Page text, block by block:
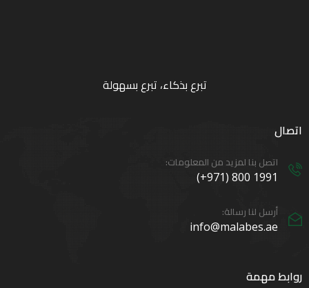
تبرع بذكاء، تبرع بسهولة
اتصال
اتصل بنا لمزيد من المعلومات:
1991 800 (971+)
أرسل لنا رسالة:
info@malabes.ae
روابط مهمة